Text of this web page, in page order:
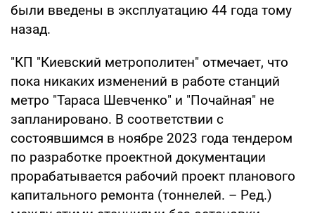
были введены в эксплуатацию 44 года тому
назад.
"КП "Киевский метрополитен" отмечает, что
пока никаких изменений в работе станций
метро "Тараса Шевченко" и "Почайная" не
запланировано. В соответствии с
состоявшимся в ноябре 2023 года тендером
по разработке проектной документации
прорабатывается рабочий проект планового
капитального ремонта (тоннелей. – Ред.)